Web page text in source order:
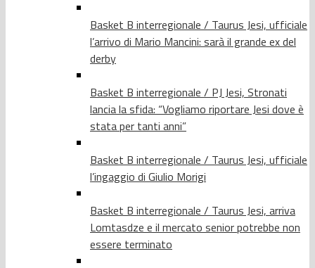
Basket B interregionale / Taurus Jesi, ufficiale
l’arrivo di Mario Mancini: sarà il grande ex del
derby
Basket B interregionale / PJ Jesi, Stronati
lancia la sfida: “Vogliamo riportare Jesi dove è
stata per tanti anni”
Basket B interregionale / Taurus Jesi, ufficiale
l’ingaggio di Giulio Morigi
Basket B interregionale / Taurus Jesi, arriva
Lomtasdze e il mercato senior potrebbe non
essere terminato